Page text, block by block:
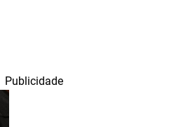
Publicidade